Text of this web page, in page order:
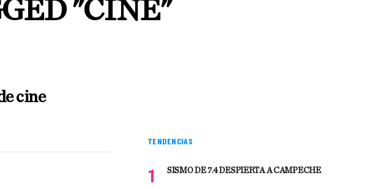
"CINE"
cine
TENDENCIAS
SISMO DE 7.4 DESPIERTA A CAMPECHE